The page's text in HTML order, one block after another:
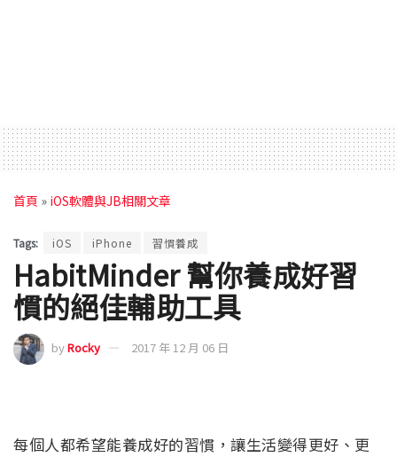
首頁 » iOS軟體與JB相關文章
Tags: iOS iPhone 習慣養成
HabitMinder 幫你養成好習
慣的絕佳輔助工具
byRocky 2017 年 12 月 06 日
每個人都希望能養成好的習慣，讓生活變得更好、更